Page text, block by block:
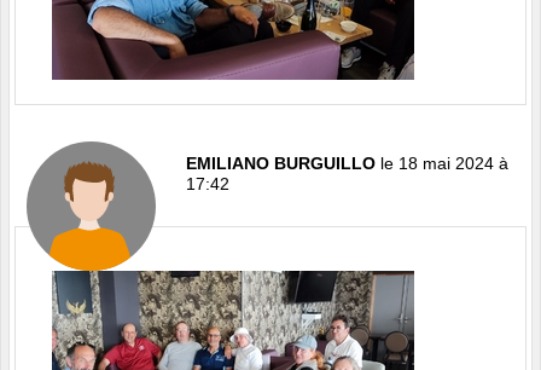
EMILIANO BURGUILLO le 18 mai 2024 à
17:42